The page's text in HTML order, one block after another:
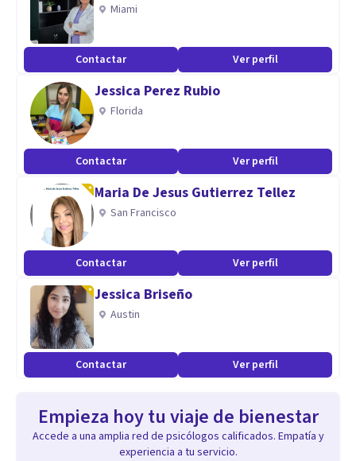
Miami
Contactar Ver perfil
Jessica Perez Rubio
Florida
Contactar Ver perfil
Maria De Jesus Gutierrez Tellez
San Francisco
Contactar Ver perfil
Jessica Briseño
Austin
Contactar Ver perfil
Empieza hoy tu viaje de bienestar
Accede a una amplia red de psicólogos calificados. Empatía y
experiencia a tu servicio.